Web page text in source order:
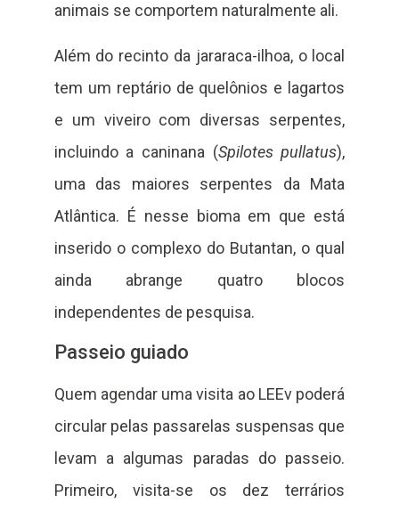
animais se comportem naturalmente ali.
Além do recinto da jararaca-ilhoa, o local
tem um reptário de quelônios e lagartos
e um viveiro com diversas serpentes,
incluindo a caninana (Spilotes pullatus),
uma das maiores serpentes da Mata
Atlântica. É nesse bioma em que está
inserido o complexo do Butantan, o qual
ainda abrange quatro blocos
independentes de pesquisa.
Passeio guiado
Quem agendar uma visita ao LEEv poderá
circular pelas passarelas suspensas que
levam a algumas paradas do passeio.
Primeiro, visita-se os dez terrários